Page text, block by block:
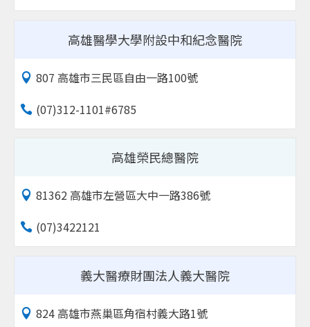
高雄醫學大學附設中和紀念醫院
807 高雄市三民區自由一路100號
(07)312-1101#6785
高雄榮民總醫院
81362 高雄市左營區大中一路386號
(07)3422121
義大醫療財團法人義大醫院
824 高雄市燕巢區角宿村義大路1號